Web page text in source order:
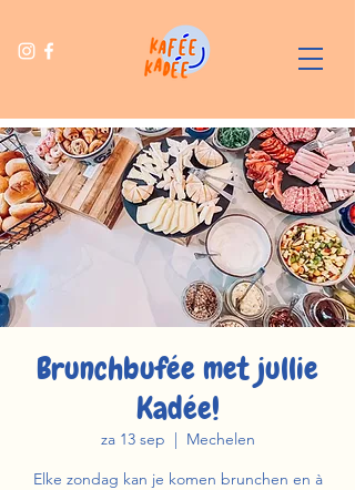
Brunchbufée met jullie
Kadée!
za 13 sep
  |
Mechelen
Elke zondag kan je komen brunchen en à